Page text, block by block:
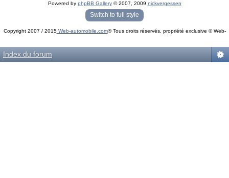
Powered by phpBB Gallery© 2007, 2009 nickvergessen
« phpBB Gallery » - Traduction française par
darky
Switch to full style
Copyright 2007 / 2015Web-automobile.com® Tous droits réservés, propriété exclusive © Web-
Index du forum